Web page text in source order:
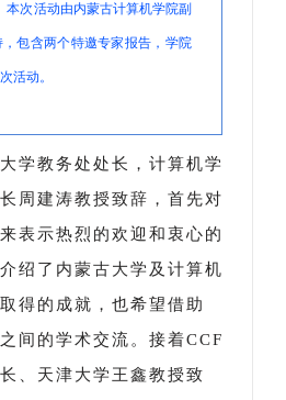
本次活动由内蒙古计算机学院副
包含两个特邀专家报告，学院
活动。
学教务处处长，计算机学
周建涛教授致辞，首先对
表示热烈的欢迎和衷心的
绍了内蒙古大学及计算机
得的成就，也希望借助
间的学术交流。接着CCF
、天津大学王鑫教授致